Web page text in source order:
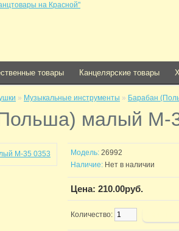
товары Канцелярские товары
» Музыкальные инструменты » Барабан
малый М-
Модель: 26992
Наличие: Нет в наличии
Цена: 210.00руб.
Количество: